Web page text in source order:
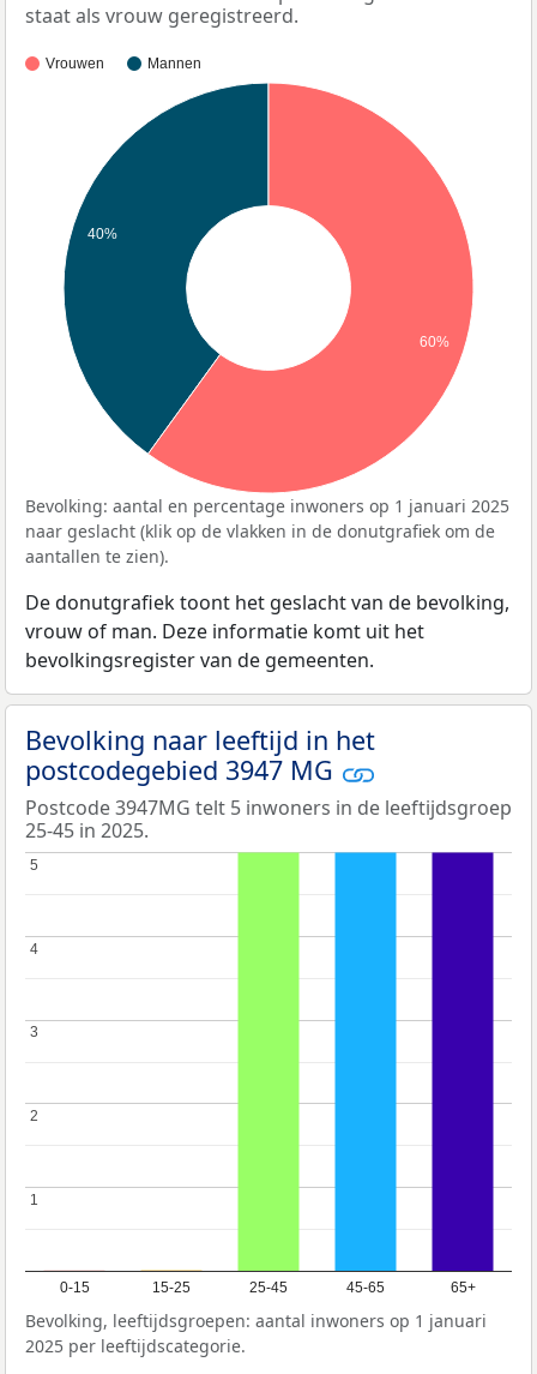
staat als vrouw geregistreerd.
Vrouwen Mannen
40%
60%
Bevolking: aantal en percentage inwoners op 1 januari 2025
naar geslacht (klik op de vlakken in de donutgrafiek om de
aantallen te zien).
De donutgrafiek toont het geslacht van de bevolking,
vrouw of man. Deze informatie komt uit het
bevolkingsregister van de gemeenten.
Bevolking naar leeftijd in het
postcodegebied 3947 MG
Postcode 3947MG telt 5 inwoners in de leeftijdsgroep
25-45 in 2025.
0-15 15-25 25-45 45-65 65+
11
2
2
3
3
4
4
5
5
Bevolking, leeftijdsgroepen: aantal inwoners op 1 januari
2025 per leeftijdscategorie.